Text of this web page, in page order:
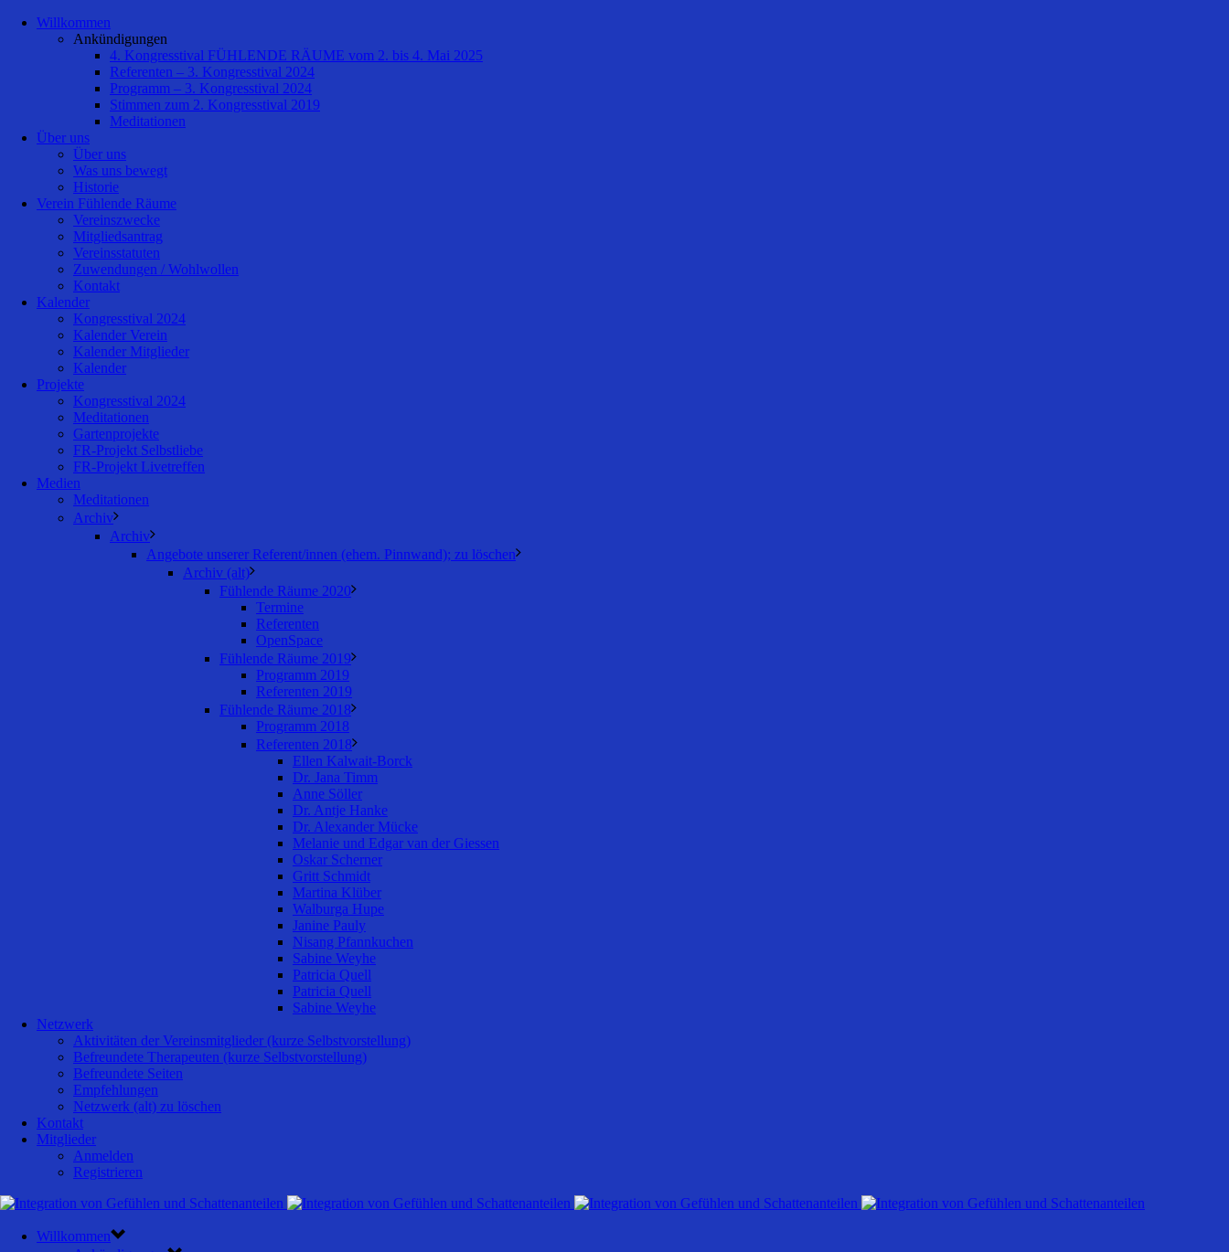
Willkommen
Ankündigungen
4. Kongresstival FÜHLENDE RÄUME vom 2. bis 4. Mai 2025
Referenten – 3. Kongresstival 2024
Programm – 3. Kongresstival 2024
Stimmen zum 2. Kongresstival 2019
Meditationen
Über uns
Über uns
Was uns bewegt
Historie
Verein Fühlende Räume
Vereinszwecke
Mitgliedsantrag
Vereinsstatuten
Zuwendungen / Wohlwollen
Kontakt
Kalender
Kongresstival 2024
Kalender Verein
Kalender Mitglieder
Kalender
Projekte
Kongresstival 2024
Meditationen
Gartenprojekte
FR-Projekt Selbstliebe
FR-Projekt Livetreffen
Medien
Meditationen
Archiv
Archiv
Angebote unserer Referent/innen (ehem. Pinnwand); zu löschen
Archiv (alt)
Fühlende Räume 2020
Termine
Referenten
OpenSpace
Fühlende Räume 2019
Programm 2019
Referenten 2019
Fühlende Räume 2018
Programm 2018
Referenten 2018
Ellen Kalwait-Borck
Dr. Jana Timm
Anne Söller
Dr. Antje Hanke
Dr. Alexander Mücke
Melanie und Edgar van der Giessen
Oskar Scherner
Gritt Schmidt
Martina Klüber
Walburga Hupe
Janine Pauly
Nisang Pfannkuchen
Sabine Weyhe
Patricia Quell
Patricia Quell
Sabine Weyhe
Netzwerk
Aktivitäten der Vereinsmitglieder (kurze Selbstvorstellung)
Befreundete Therapeuten (kurze Selbstvorstellung)
Befreundete Seiten
Empfehlungen
Netzwerk (alt) zu löschen
Kontakt
Mitglieder
Anmelden
Registrieren
Willkommen